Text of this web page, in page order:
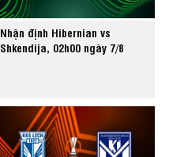
Nhận định Hibernian vs
Shkendija, 02h00 ngày 7/8